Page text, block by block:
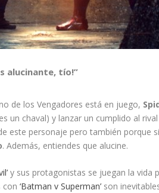
alucinante, tío!”
de los Vengadores está en juego,
un chaval) y lanzar un cumplido al
este personaje pero también porque
. Además, entiendes que alucine.
y sus protagonistas se juegan la vida
con‘Batman v Superman’ son